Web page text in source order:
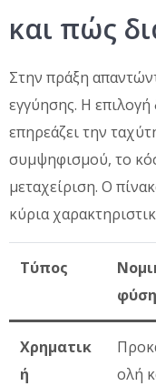
και πώς
Στην πράξη
εγγύησης. Η επιλογή
επηρεάζει την
συμψηφισμού, το
μεταχείριση. Ο
κύρια
Τύπος
φύση
Χρηματικ
ή
ολή